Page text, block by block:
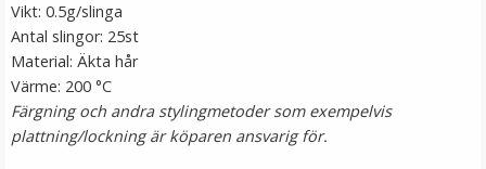
Vikt: 0.5g/slinga
Antal slingor: 25st
Material: Äkta hår
Värme: 200 °C
Färgning och andra stylingmetoder som exempelvis
plattning/lockning är köparen ansvarig för.